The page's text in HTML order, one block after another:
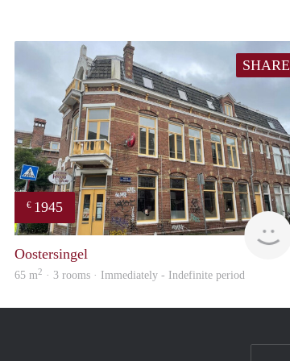
SHARE
€ 1945
Oostersingel
65 m2 · 3 rooms · Immediately - Indefinite period